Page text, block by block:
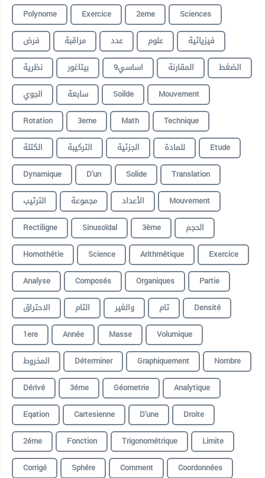
Polynome Exercice 2eme
Sciences
فرض
مراقبة عدد علوم
فيزيائية
نظرية
بيتاغور 9اساسي المقارنة
الضغط
الجوي
سابعة Soilde
Mouvement
Rotation
3eme Math
Technique
الكتلة
التركيبة الجزئية للمادة
Etude
Dynamique
D'un Solide
Translation
الترتيب
مجموعة الأعداد
Mouvement
Rectiligne
Sinusoïdal 3ème
الحجم
Homothétie
Science Arithmétique
Exercice
Analyse
Composés Organiques
Partie
الاحتراق
التام والغير تام
Densité
1ere
Année Masse
Volumique
المخروط
Déterminer Graphiquement
Nombre
Dérivé
3éme Géometrie
Analytique
Eqation
Cartesienne D'une
Droite
2éme
Fonction Trigonométrique
Limite
Corrigé
Sphére Comment
Coordonnées